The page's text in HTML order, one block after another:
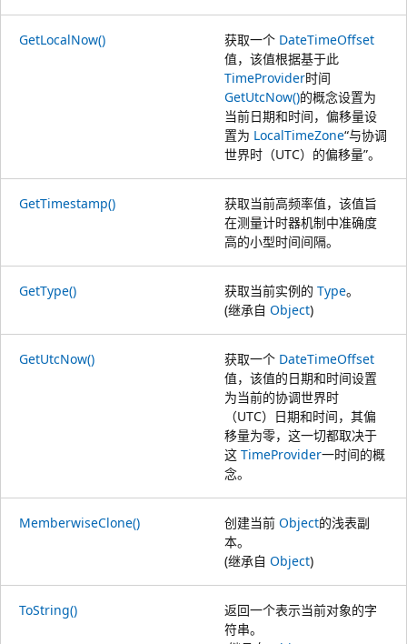
GetLocalNow() 获取一个 DateTimeOffset
值，该值根据基于此
TimeProvider时间
GetUtcNow()的概念设置为
当前日期和时间，偏移量设
置为 LocalTimeZone“与协调
世界时（UTC）的偏移量”。
GetTimestamp()
获取当前高频率值，该值旨
在测量计时器机制中准确度
高的小型时间间隔。
GetType() 获取当前实例的 Type。
(继承自 Object)
GetUtcNow() 获取一个 DateTimeOffset
值，该值的日期和时间设置
为当前的协调世界时
（UTC）日期和时间，其偏
移量为零，这一切都取决于
这 TimeProvider一时间的概
念。
MemberwiseClone() 创建当前 Object的浅表副
本。
(继承自 Object)
ToString()
返回一个表示当前对象的字
符串。